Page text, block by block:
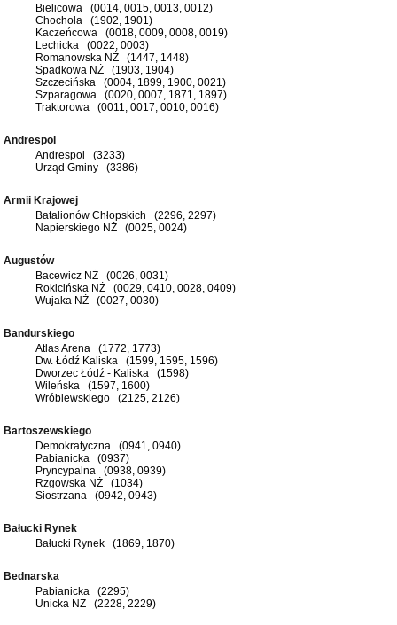
Bielicowa (0014, 0015, 0013, 0012)
Chochoła (1902, 1901)
Kaczeńcowa (0018, 0009, 0008, 0019)
Lechicka (0022, 0003)
Romanowska NŻ (1447, 1448)
Spadkowa NŻ (1903, 1904)
Szczecińska (0004, 1899, 1900, 0021)
Szparagowa (0020, 0007, 1871, 1897)
Traktorowa (0011, 0017, 0010, 0016)
Andrespol
Andrespol (3233)
Urząd Gminy (3386)
Armii Krajowej
Batalionów Chłopskich (2296, 2297)
Napierskiego NŻ (0025, 0024)
Augustów
Bacewicz NŻ (0026, 0031)
Rokicińska NŻ (0029, 0410, 0028, 0409)
Wujaka NŻ (0027, 0030)
Bandurskiego
Atlas Arena (1772, 1773)
Dw. Łódź Kaliska (1599, 1595, 1596)
Dworzec Łódź - Kaliska (1598)
Wileńska (1597, 1600)
Wróblewskiego (2125, 2126)
Bartoszewskiego
Demokratyczna (0941, 0940)
Pabianicka (0937)
Pryncypalna (0938, 0939)
Rzgowska NŻ (1034)
Siostrzana (0942, 0943)
Bałucki Rynek
Bałucki Rynek (1869, 1870)
Bednarska
Pabianicka (2295)
Unicka NŻ (2228, 2229)